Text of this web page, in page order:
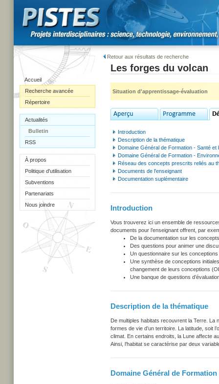
Accueil
Recherche avancée
Répertoire
Actualités
Bulletin
RSS
À propos
Politique d'utilisation
Subventions
Partenariats
Nous joindre
Retour aux résultats de recherche
Les forges du volcan
Situation d'apprentissage-évaluation
Introduction
Description de la thématique
Domaine Général de Formation - Santé et
Domaine Général de Formation -
Réseau des concepts prescrits reliés au
Documents de l'enseignant
Documentation suplémentaire
Introduction
Vous trouverez ici un ensemble de
documents pour l’enseignant offrent, par
De la documentation sur les
Des questions pour animer une
Un questionnaire sur les
Une synthèse de conceptions
changement de leurs conceptions
Une banque de questions
Description de la thématique
De multiples habitats recouvrent la Terre. La
formes de vie d’un territoire. La latitude, soit
climat. En certains endroits, la Lune affecte
Ainsi, l’habitat se caractérise par deux
Domaine Général de